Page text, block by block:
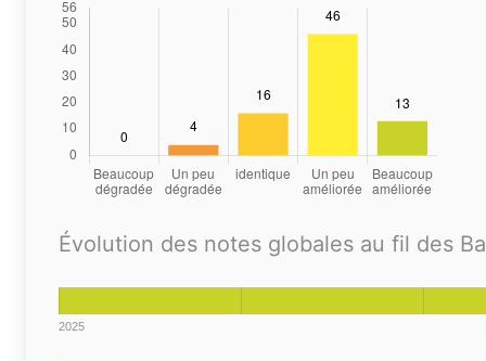
Évolution des notes globales au fil des
2025